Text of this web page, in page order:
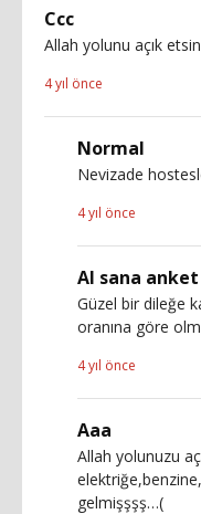
Ccc
Allah yolunu açık
4 yıl önce
Normal
Nevizade
4 yıl önce
Al sana anket
Güzel bir dileğe
oranına göre
4 yıl önce
Aaa
Allah yolunuzu
gelmişşşş…(